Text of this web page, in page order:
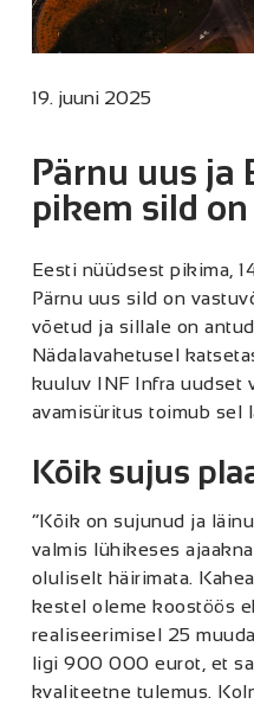
Pärnu uus ja
pikem sild
Eesti nüüdsest pikima,
Pärnu uus sild on
võetud ja sillale on
Nädalavahetusel
kuuluv INF Infra uudset
avamisüritus toimub sel
Kõik sujus
“Kõik on sujunud ja
valmis lühikeses
oluliselt häirimata.
kestel oleme koostöös
realiseerimisel 25
ligi 900 000 eurot, et
kvaliteetne tulemus.
19. juuni 2025